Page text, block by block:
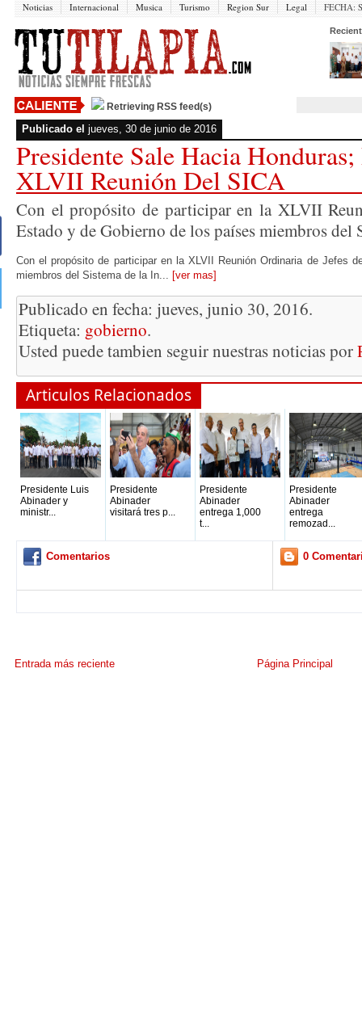
Noticias Internacional Musica Turismo Region Sur Legal FECHA:
Retrieving RSS feed(s)
Publicado el jueves, 30 de junio de 2016
Presidente Sale Hacia
XLVII Reunión Del SICA
Con el propósito de participar en la XLVII
Estado y de Gobierno de los países miembros del
Con el propósito de participar en la XLVII Reunión Ordinaria de Jefes
miembros del Sistema de la In... [ver mas]
Publicado en fecha: jueves, junio 30, 2016.
Etiqueta: gobierno.
Usted puede tambien seguir nuestras noticias por
Articulos Relacionados
Presidente Luis
Abinader y
ministr...
Presidente
Abinader
visitará tres p...
Presidente
Abinader
entrega 1,000
t...
Presidente
Abinader
entrega
remozad...
Comentarios 0
Entrada más reciente Página Principal